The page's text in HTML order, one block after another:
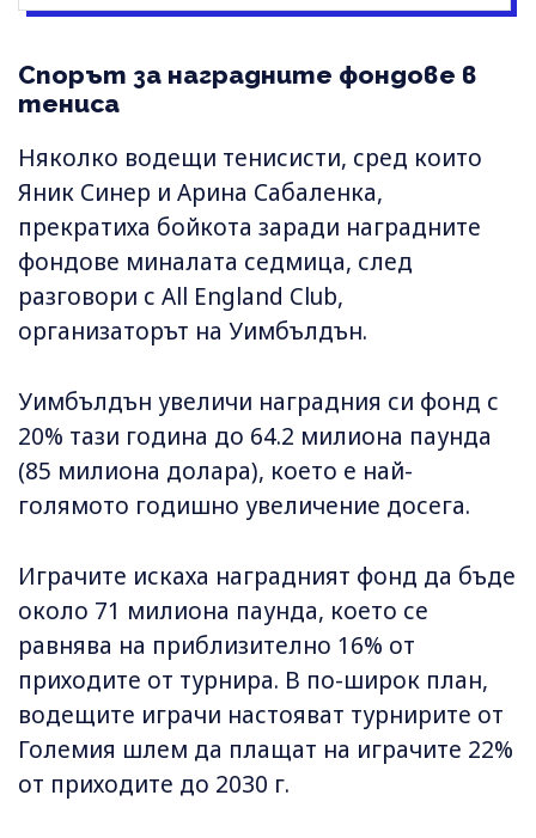
Спорът за наградните фондове в
тениса
Няколко водещи тенисисти, сред които
Яник Синер и Арина Сабаленка,
прекратиха бойкота заради наградните
фондове миналата седмица, след
разговори с All England Club,
организаторът на Уимбълдън.
Уимбълдън увеличи наградния си фонд с
20% тази година до 64.2 милиона паунда
(85 милиона долара), което е най-
голямото годишно увеличение досега.
Играчите искаха наградният фонд да бъде
около 71 милиона паунда, което се
равнява на приблизително 16% от
приходите от турнира. В по-широк план,
водещите играчи настояват турнирите от
Големия шлем да плащат на играчите 22%
от приходите до 2030 г.